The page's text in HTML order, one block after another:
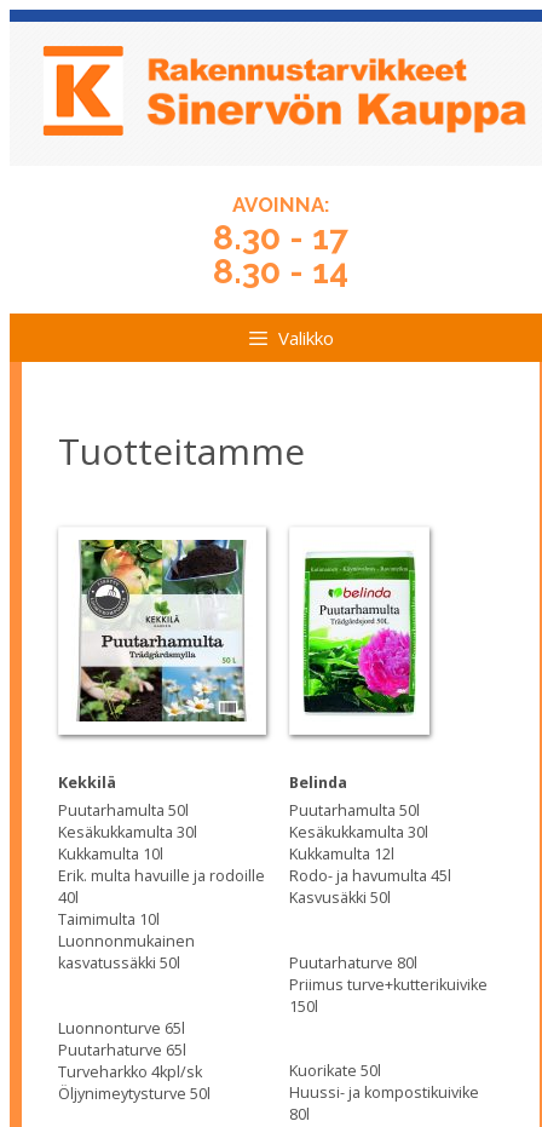
Siirry
sisältöön
Siirry
sisältöön
AVOINNA:
8.30 - 17
8.30 - 14
Valikko
Tuotteitamme
Kekkilä
Puutarhamulta 50l
Kesäkukkamulta 30l
Kukkamulta 10l
Erik. multa havuille ja rodoille
40l
Taimimulta 10l
Luonnonmukainen
kasvatussäkki 50l
Luonnonturve 65l
Puutarhaturve 65l
Turveharkko 4kpl/sk
Öljynimeytysturve 50l
Belinda
Puutarhamulta 50l
Kesäkukkamulta 30l
Kukkamulta 12l
Rodo- ja havumulta 45l
Kasvusäkki 50l
Puutarhaturve 80l
Priimus turve+kutterikuivike
150l
Kuorikate 50l
Huussi- ja kompostikuivike
80l